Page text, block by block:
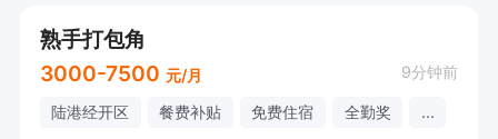
熟手打包角
3000-7500 元/月 9分钟前
陆港经开区 餐费补贴 免费住宿 全勤奖 ...